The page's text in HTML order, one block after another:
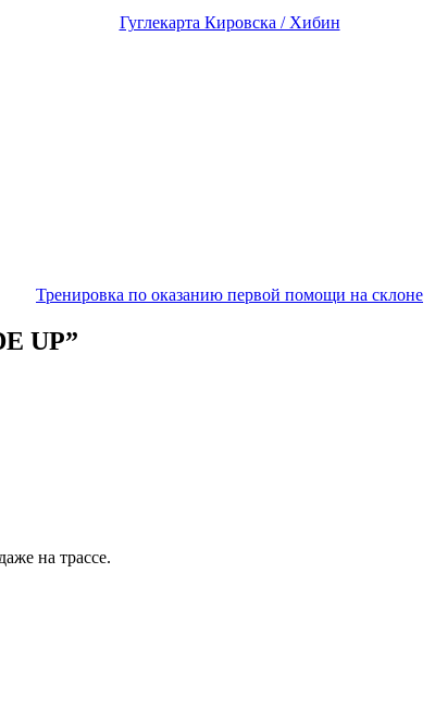
Гуглекарта Кировска / Хибин
Тренировка по оказанию первой помощи на склоне
UP”
на трассе.